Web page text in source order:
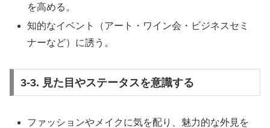
を高める。
知的なイベント（アート・ワイン会・ビジネスセミ
ナーなど）に誘う。
3-3. 見た目やステータスを意識する
ファッションやメイクに気を配り、魅力的な外見を